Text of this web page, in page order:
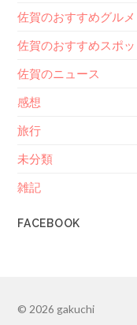
佐賀のおすすめグルメ
佐賀のおすすめスポッ
佐賀のニュース
感想
旅行
未分類
雑記
FACEBOOK
© 2026 gakuchi